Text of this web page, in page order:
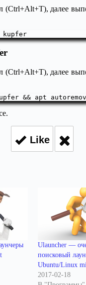
(Ctrl+Alt+T), далее
(Ctrl+Alt+T), далее
&& apt
Like
Ulauncher —
поисковый
Ubuntu/Linux
2017-02-18